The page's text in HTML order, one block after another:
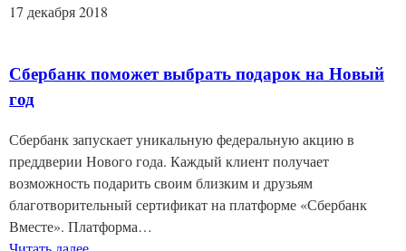
17 декабря 2018
Сбербанк поможет выбрать подарок на Новый
год
Сбербанк запускает уникальную федеральную акцию в
преддверии Нового года. Каждый клиент получает
возможность подарить своим близким и друзьям
благотворительный сертификат на платформе «Сбербанк
Вместе». Платформа…